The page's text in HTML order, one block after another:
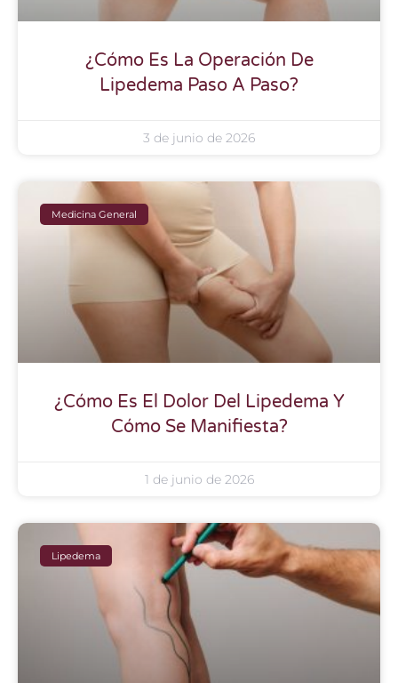
¿Cómo Es La Operación De
Lipedema Paso A Paso?
3 de junio de 2026
Medicina General
¿Cómo Es El Dolor Del Lipedema Y
Cómo Se Manifiesta?
1 de junio de 2026
Lipedema